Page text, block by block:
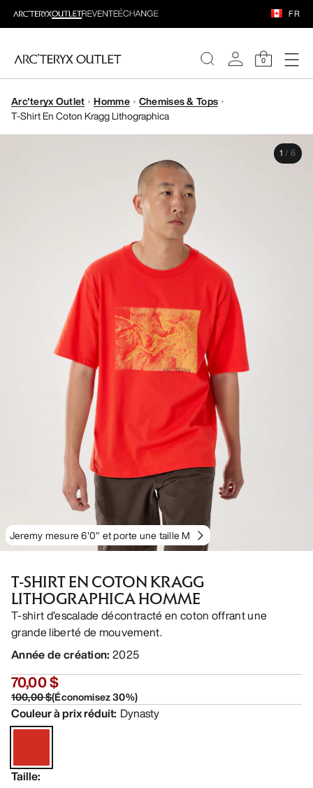
FR
0
FEMME
Arc'teryx Outlet Homme
Chemises & Tops
T-Shirt En Coton Kragg Lithographica
Jeremy mesure 6'0" et porte une taille M
1 / 6
T-SHIRT EN COTON KRAGG
LITHOGRAPHICA HOMME
T-shirt d’escalade décontracté en coton offrant une
grande liberté de mouvement.
Année de création: 2025
70,00 $
100,00 $(Économisez30%)
Couleur à prix réduit: Dynasty
Taille: